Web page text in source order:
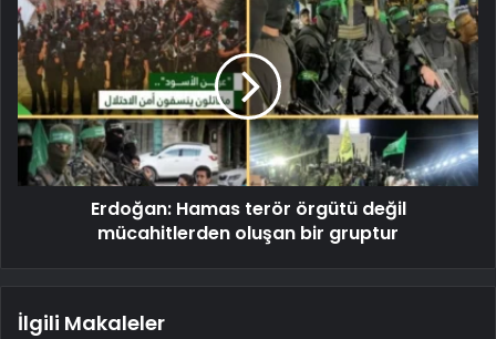
Erdoğan: Hamas terör örgütü değil
mücahitlerden oluşan bir gruptur
İlgili Makaleler